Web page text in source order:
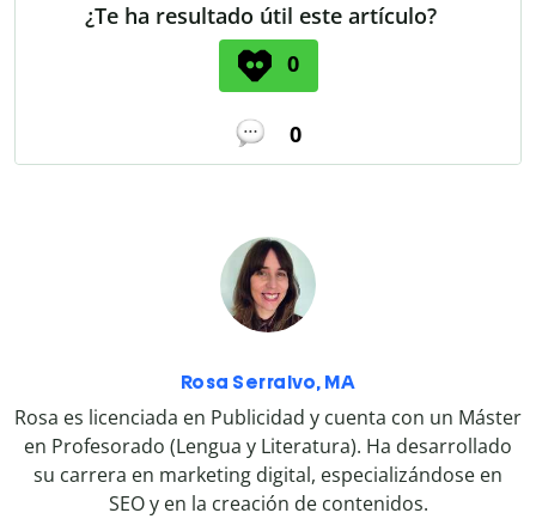
¿Te ha resultado útil este artículo?
0
0
Rosa Serralvo, MA
Rosa es licenciada en Publicidad y cuenta con un Máster
en Profesorado (Lengua y Literatura). Ha desarrollado
su carrera en marketing digital, especializándose en
SEO y en la creación de contenidos.